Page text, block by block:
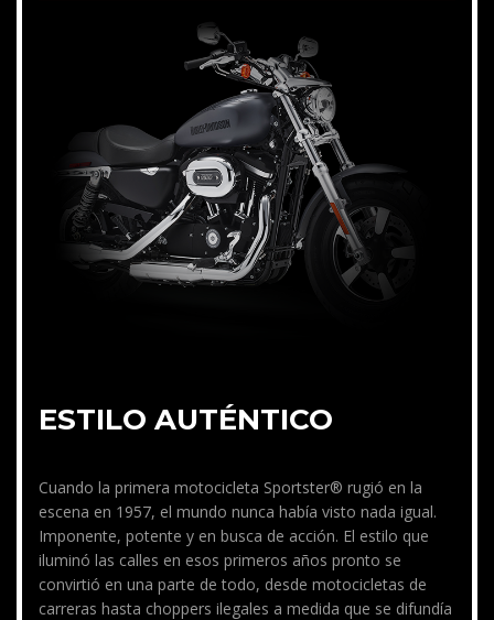
ESTILO AUTÉNTICO
Cuando la primera motocicleta Sportster® rugió en la
escena en 1957, el mundo nunca había visto nada igual.
Imponente, potente y en busca de acción. El estilo que
iluminó las calles en esos primeros años pronto se
convirtió en una parte de todo, desde motocicletas de
carreras hasta choppers ilegales a medida que se difundía